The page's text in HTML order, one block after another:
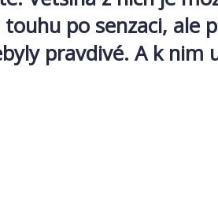
po senzaci, ale
pravdivé. A k